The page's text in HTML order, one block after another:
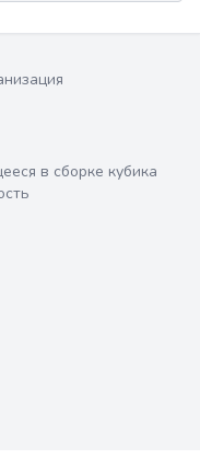
в сборке кубика